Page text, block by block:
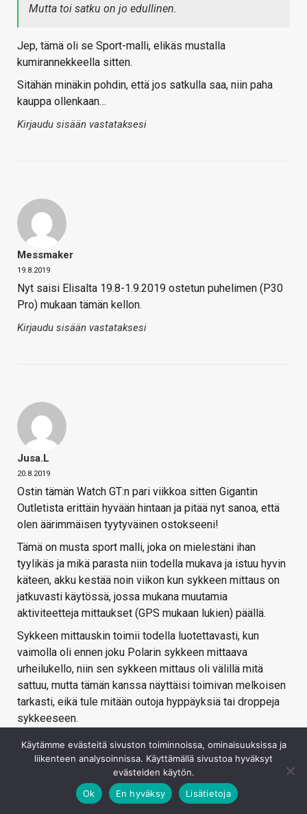
Mutta toi satku on jo edullinen.
Jep, tämä oli se Sport-malli, elikäs mustalla
kumirannekkeella sitten.
Sitähän minäkin pohdin, että jos satkulla saa, niin paha
kauppa ollenkaan…
Kirjaudu sisään vastataksesi
Messmaker
19.8.2019
Nyt saisi Elisalta 19.8-1.9.2019 ostetun puhelimen (P30
Pro) mukaan tämän kellon.
Kirjaudu sisään vastataksesi
Jusa.L
20.8.2019
Ostin tämän Watch GT:n pari viikkoa sitten Gigantin
Outletista erittäin hyvään hintaan ja pitää nyt sanoa, että
olen äärimmäisen tyytyväinen ostokseeni!
Tämä on musta sport malli, joka on mielestäni ihan
tyylikäs ja mikä parasta niin todella mukava ja istuu hyvin
käteen, akku kestää noin viikon kun sykkeen mittaus on
jatkuvasti käytössä, jossa mukana muutamia
aktiviteetteja mittaukset (GPS mukaan lukien) päällä.
Sykkeen mittauskin toimii todella luotettavasti, kun
vaimolla oli ennen joku Polarin sykkeen mittaava
urheilukello, niin sen sykkeen mittaus oli välillä mitä
sattuu, mutta tämän kanssa näyttäisi toimivan melkoisen
tarkasti, eikä tule mitään outoja hyppäyksiä tai droppeja
sykkeeseen.
Kirjaudu sisään vastataksesi
Käytämme evästeitä sivuston toiminnoissa, ominaisuuksissa ja
liikenteen analysoinnissa. Käyttämällä sivustoa hyväksyt
evästeiden käytön.
Ok
En hyväksy Lisätietoja